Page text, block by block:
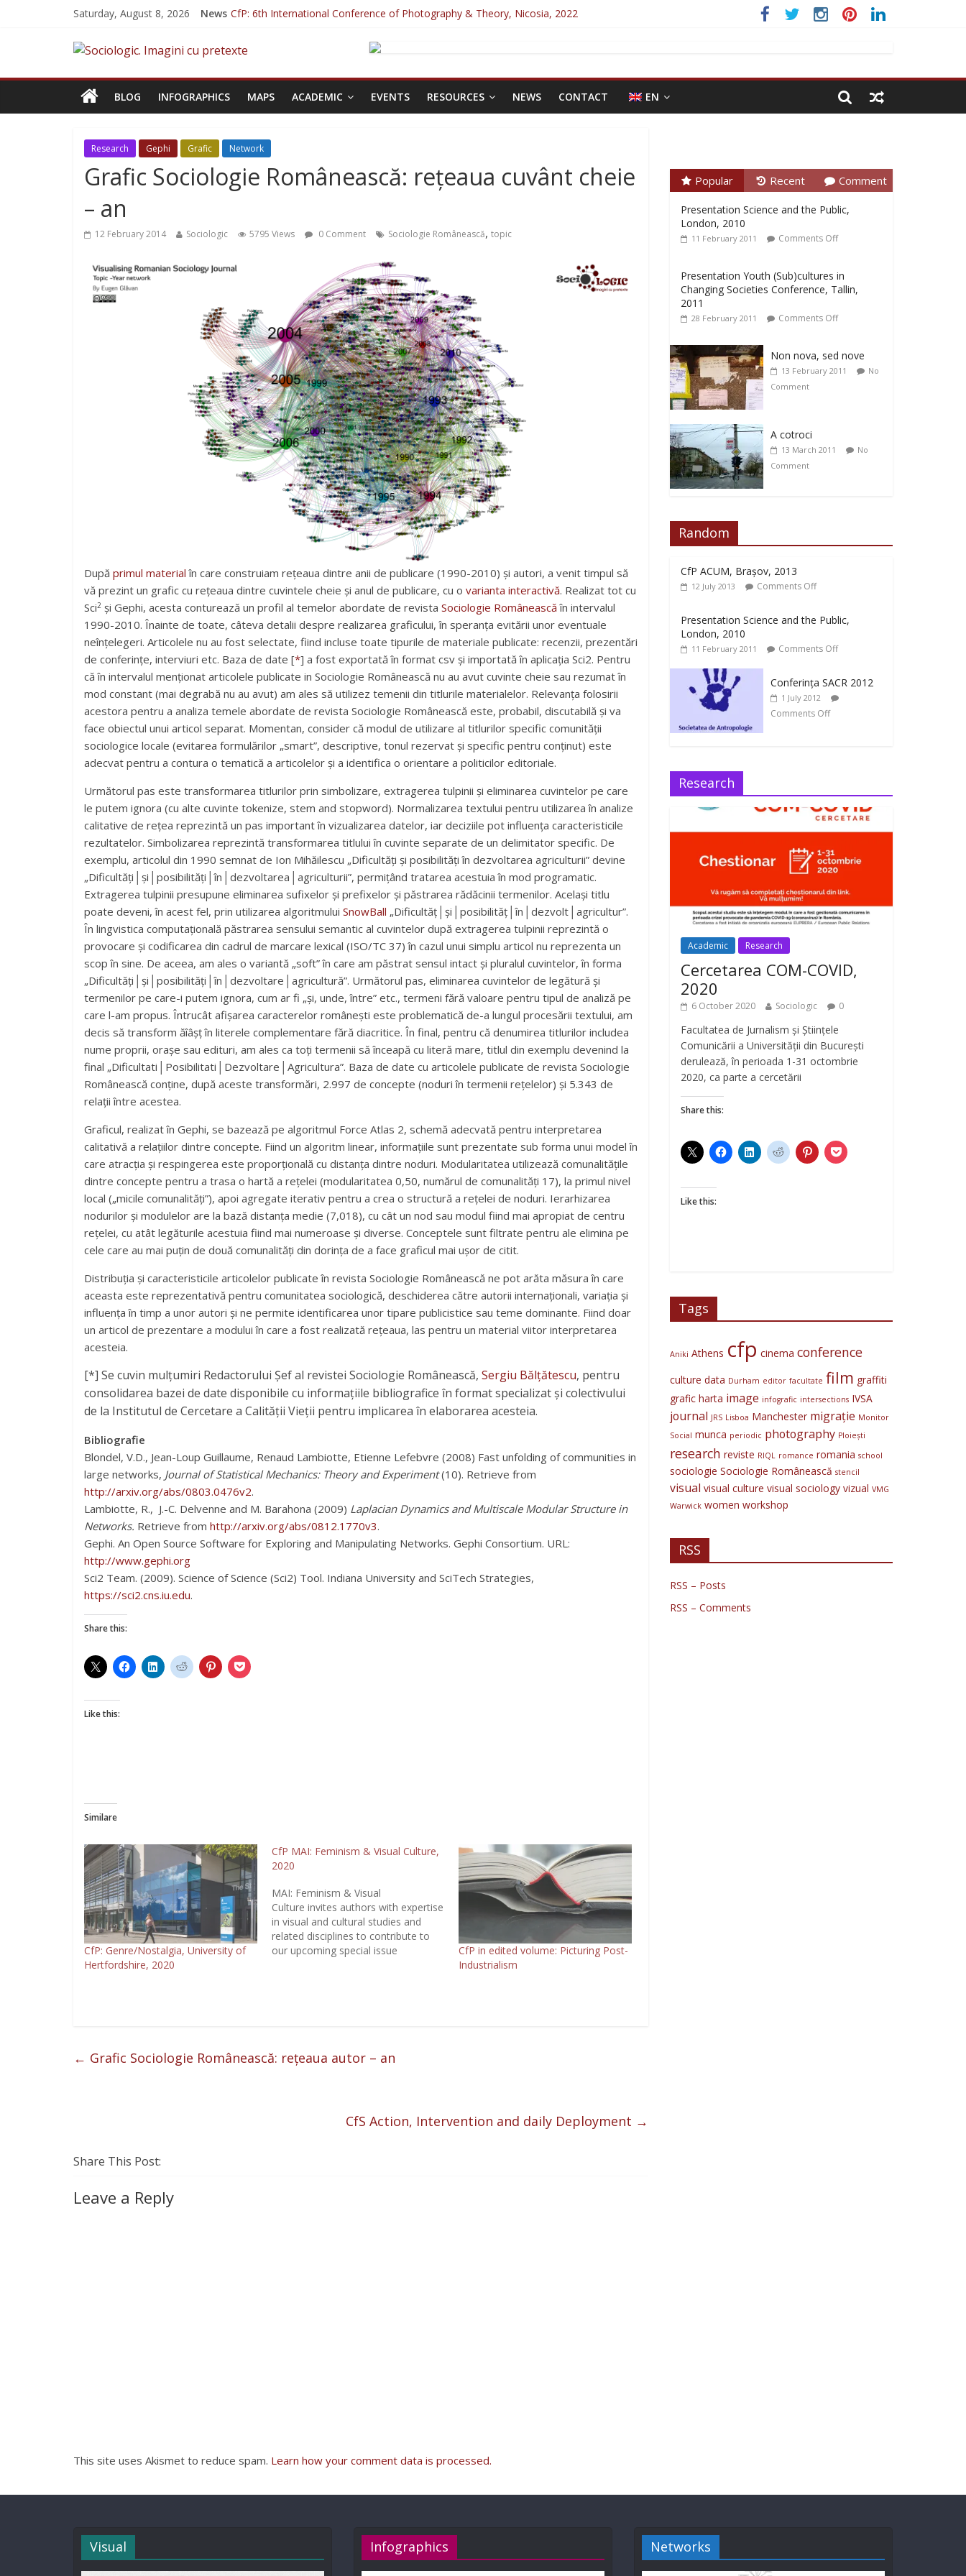
Saturday, August 8, 2026 News CfP: 6th International Conference of Photography & Theory, Nicosia, 2022
CfP: Street Art. An Inclusive Interdisciplinary Conference, Prague, 2022
CfP: IVSA Conference 2022
BLOG
INFOGRAPHICS MAPS ACADEMIC EVENTS RESOURCES NEWS CONTACT EN
Research Gephi Grafic Network
Grafic Sociologie Românească: rețeaua cuvânt cheie
– an
12 February 2014 Sociologic 5795 Views 0 Comment Sociologie Românească, topic
După primul material în care construiam rețeaua dintre anii de publicare (1990-2010) și autori, a venit timpul să
vă prezint un grafic cu rețeaua dintre cuvintele cheie și anul de publicare, cu o varianta interactivă. Realizat tot cu
Sci2 și Gephi, acesta conturează un profil al temelor abordate de revista Sociologie Româneascăîn intervalul
1990-2010. Înainte de toate, câteva detalii despre realizarea graficului, în speranța evitării unor eventuale
neînțelegeri. Articolele nu au fost selectate, fiind incluse toate tipurile de materiale publicate: recenzii, prezentări
de conferințe, interviuri etc. Baza de date [*] a fost exportată în format csv și importată în aplicația Sci2. Pentru
că în intervalul menționat articolele publicate in Sociologie Românească nu au avut cuvinte cheie sau rezumat în
mod constant (mai degrabă nu au avut) am ales să utilizez temenii din titlurile materialelor. Relevanța folosirii
acestora pentru a analiza temele abordate de revista Sociologie Românească este, probabil, discutabilă și va
face obiectul unui articol separat. Momentan, consider că modul de utilizare al titlurilor specific comunității
sociologice locale (evitarea formulărilor „smart”, descriptive, tonul rezervat și specific pentru conținut) este
adecvat pentru a contura o tematică a articolelor și a identifica o orientare a politicilor editoriale.
Următorul pas este transformarea titlurilor prin simbolizare, extragerea tulpinii și eliminarea cuvintelor pe care
le putem ignora (cu alte cuvinte tokenize, stem and stopword). Normalizarea textului pentru utilizarea în analize
calitative de rețea reprezintă un pas important în vizualizarea datelor, iar deciziile pot influența caracteristicile
rezultatelor. Simbolizarea reprezintă transformarea titlului în cuvinte separate de un delimitator specific. De
exemplu, articolul din 1990 semnat de Ion Mihăilescu „Dificultăți și posibilități în dezvoltarea agriculturii” devine
„Dificultăți│și│posibilități│în│dezvoltarea│agriculturii”, permițând tratarea acestuia în mod programatic.
Extragerea tulpinii presupune eliminarea sufixelor și prefixelor și păstrarea rădăcinii termenilor. Același titlu
poate deveni, în acest fel, prin utilizarea algoritmului SnowBall „Dificultăț│și│posibilităț│în│dezvolt│agricultur”.
În lingvistica computațională păstrarea sensului semantic al cuvintelor după extragerea tulpinii reprezintă o
provocare și codificarea din cadrul de marcare lexical (ISO/TC 37) în cazul unui simplu articol nu reprezenta un
scop în sine. De aceea, am ales o variantă „soft” în care am păstrat sensul intact și pluralul cuvintelor, în forma
„Dificultăți│și│posibilități│în│dezvoltare│agricultură”. Următorul pas, eliminarea cuvintelor de legătură și
termenilor pe care-i putem ignora, cum ar fi „și, unde, între” etc., termeni fără valoare pentru tipul de analiză pe
care l-am propus. Întrucât afișarea caracterelor românești este problematică de-a lungul procesării textului, am
decis să transform ăîâșț în literele complementare fără diacritice. În final, pentru că denumirea titlurilor includea
nume proprii, orașe sau edituri, am ales ca toți termenii să înceapă cu literă mare, titlul din exemplu devenind la
final „Dificultati│Posibilitati│Dezvoltare│Agricultura”. Baza de date cu articolele publicate de revista Sociologie
Românească conține, după aceste transformări, 2.997 de concepte (noduri în termenii rețelelor) și 5.343 de
relații între acestea.
Graficul, realizat în Gephi, se bazează pe algoritmul Force Atlas 2, schemă adecvată pentru interpretarea
calitativă a relațiilor dintre concepte. Fiind un algoritm linear, informațiile sunt prezentate sub forma unui model în
care atracția și respingerea este proporțională cu distanța dintre noduri. Modularitatea utilizează comunalitățile
dintre concepte pentru a trasa o hartă a rețelei (modularitatea 0,50, numărul de comunalități 17), la primul nivel
local („micile comunalități”), apoi agregate iterativ pentru a crea o structură a rețelei de noduri. Ierarhizarea
nodurilor și modulelor are la bază distanța medie (7,018), cu cât un nod sau modul fiind mai apropiat de centru
rețelei, cu atât legăturile acestuia fiind mai numeroase și diverse. Conceptele sunt filtrate pentru ale elimina pe
cele care au mai puțin de două comunalități din dorința de a face graficul mai ușor de citit.
Distribuția și caracteristicile articolelor publicate în revista Sociologie Românească ne pot arăta măsura în care
aceasta este reprezentativă pentru comunitatea sociologică, deschiderea către autorii internaționali, variația și
influența în timp a unor autori și ne permite identificarea unor tipare publicistice sau teme dominante. Fiind doar
un articol de prezentare a modului în care a fost realizată rețeaua, las pentru un material viitor interpretarea
acesteia.
[*] Se cuvin mulțumiri Redactorului Șef al revistei Sociologie Românească, Sergiu Bălțătescu, pentru
consolidarea bazei de date disponibile cu informațiile bibliografice în format specializat și colectivului
de la Institutul de Cercetare a Calității Vieții pentru implicarea în elaborarea acesteia.
Bibliografie
Blondel, V.D., Jean-Loup Guillaume, Renaud Lambiotte, Etienne Lefebvre (2008) Fast unfolding of communities in
large networks, Journal of Statistical Mechanics: Theory and Experiment(10). Retrieve from
http://arxiv.org/abs/0803.0476v2.
Lambiotte, R., J.-C. Delvenne and M. Barahona (2009) Laplacian Dynamics and Multiscale Modular Structure in
Networks. Retrieve from http://arxiv.org/abs/0812.1770v3.
Gephi. An Open Source Software for Exploring and Manipulating Networks. Gephi Consortium. URL:
http://www.gephi.org
Sci2 Team. (2009). Science of Science (Sci2) Tool. Indiana University and SciTech Strategies,
https://sci2.cns.iu.edu.
Share this:
Like this:
Similare
CfP: Genre/Nostalgia, University of
Hertfordshire, 2020
CfP MAI: Feminism & Visual Culture,
2020
MAI: Feminism & Visual
Culture invites authors with expertise
in visual and cultural studies and
related disciplines to contribute to
our upcoming special issue
and intersectional feminism. …
CfP in edited volume: Picturing Post-
Industrialism
← Grafic Sociologie Românească: rețeaua autor – an
CfS Action, Intervention and daily Deployment →
Share This Post:
Leave a Reply
This site uses Akismet to reduce spam. Learn how your comment data is processed.
Popular Recent Comment
Presentation Science and the Public,
London, 2010
11 February 2011 Comments Off
Presentation Youth (Sub)cultures in
Changing Societies Conference, Tallin,
2011
28 February 2011 Comments Off
Non nova, sed nove
13 February 2011
No
Comment
A cotroci
13 March 2011
No
Comment
Random
CfP ACUM, Brașov, 2013
12 July 2013 Comments Off
Presentation Science and the Public,
London, 2010
11 February 2011 Comments Off
Conferința SACR 2012
1 July 2012
Comments Off
Research
Academic Research
Cercetarea COM-COVID,
2020
6 October 2020 Sociologic 0
Facultatea de Jurnalism și Științele
Comunicării a Universității din București
derulează, în perioada 1-31 octombrie
2020, ca parte a cercetării
Share this:
Like this:
Tags
Aniki Athens cfp cinema conference
culture data Durham editor facultate film graffiti
grafic harta image infografic intersections IVSA
journal JRS Lisboa Manchester migrație Monitor
Social munca periodic photography Ploiești
research reviste RIQL romance romania school
sociologie Sociologie Românească stencil
visual visual culture visual sociology vizual VMG
Warwick women workshop
RSS
RSS – Posts
RSS – Comments
Visual Infographics Networks